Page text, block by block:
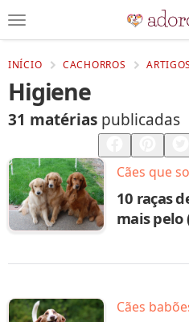
INÍCIO CACHORROS ARTIGOS
Higiene
31 matérias publicadas
Compartilhar
Salvar
Cães que
10 raças
mais pelo
Cães